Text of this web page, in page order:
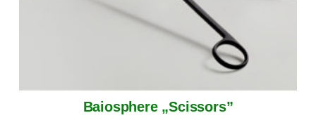
Baiosphere „Scissors”